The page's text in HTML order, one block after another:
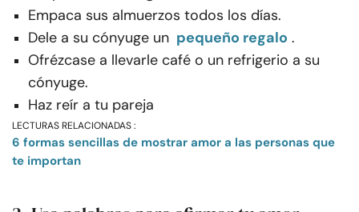
Empaca sus almuerzos todos los días.
Dele a su cónyuge un pequeño regalo .
Ofrézcase a llevarle café o un refrigerio a su
cónyuge.
Haz reír a tu pareja
LECTURAS RELACIONADAS :
6 formas sencillas de mostrar amor a las personas que
te importan